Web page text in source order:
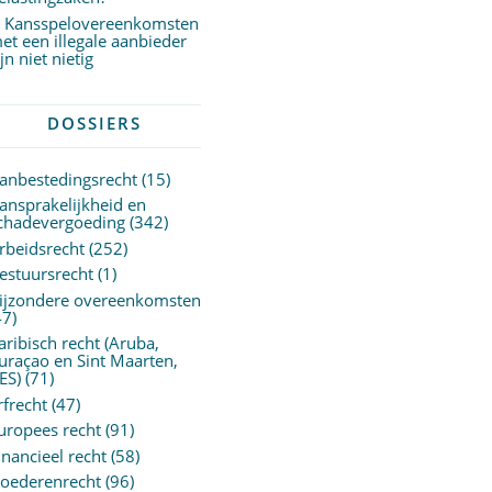
Kansspelovereenkomsten
een illegale aanbieder
niet nietig
DOSSIERS
(15)
en
(342)
(252)
(1)
overeenkomsten
recht (Aruba,
en Sint Maarten,
(71)
(47)
recht(91)
recht(58)
(96)